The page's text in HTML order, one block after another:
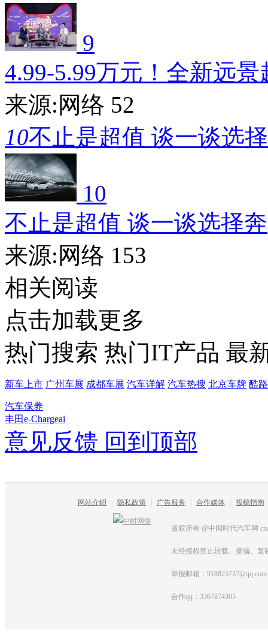
9
4.99-5.99万元！全新远景
来源:网络 52
10不止是超值 谈一谈选
10
不止是超值 谈一谈选择奔
来源:网络 153
相关阅读
点击加载更多
热门搜索 热门IT产品 最
新车上市 广州车展 成都车展 汽车详解 汽车热搜 北京车牌 酷
汽车保养
丰田e-Chargeai
意见反馈 回到顶部
网站介绍 隐私政策 广告服务 合作媒体 投稿指南
版权所有 @中国时代汽车网
未经授权禁止转载、摘编、复
举报邮箱：918825737@qq.com
合作qq：3367874305